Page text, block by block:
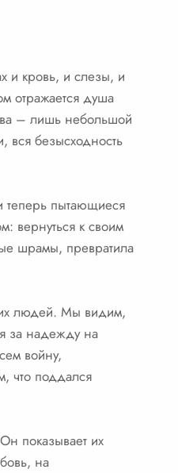
и кровь, и слезы, и
отражается душа
– лишь небольшой
вся безысходность
теперь пытающиеся
к своим
шрамы, превратила
людей. Мы видим,
за надежду на
войну,
что поддался
показывает их
на